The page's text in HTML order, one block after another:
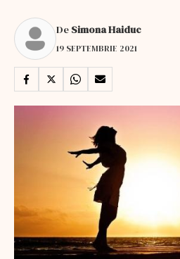
De Simona Haiduc
19 SEPTEMBRIE 2021